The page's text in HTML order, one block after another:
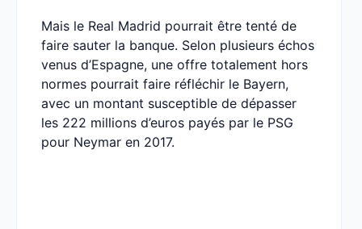
Mais le Real Madrid pourrait être tenté de
faire sauter la banque. Selon plusieurs échos
venus d’Espagne, une offre totalement hors
normes pourrait faire réfléchir le Bayern,
avec un montant susceptible de dépasser
les 222 millions d’euros payés par le PSG
pour Neymar en 2017.